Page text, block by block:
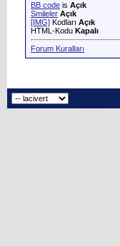
BB code is Açık
Smileler Açık
[IMG] Kodları Açık
HTML-Kodu Kapalı
Forum Kuralları